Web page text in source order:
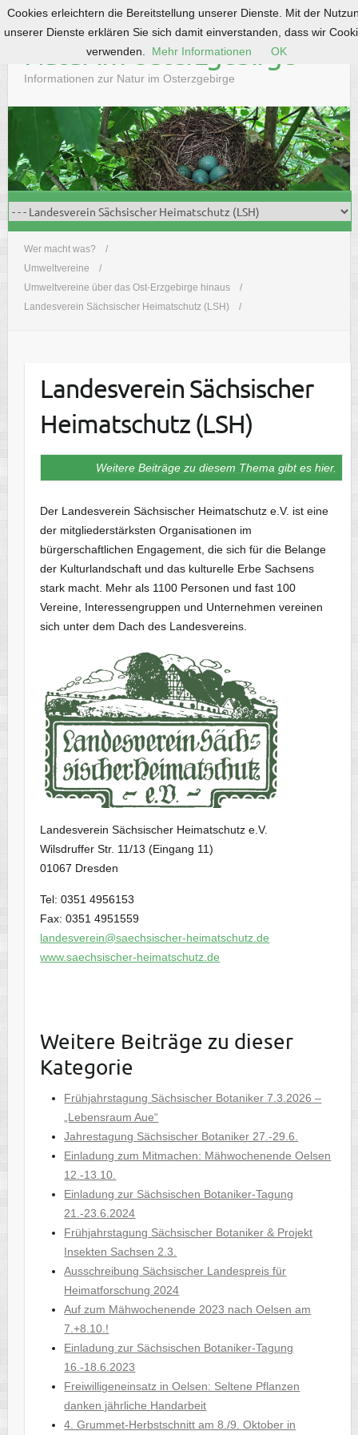
S
k
o
n
Natur im Osterzgebirge
Informationen zur Natur im Osterzgebirge
Wer macht was?
Umweltvereine
Umweltvereine über das Ost-Erzgebirge hinaus
Landesverein Sächsischer Heimatschutz (LSH)
Landesverein Sächsischer
Heimatschutz (LSH)
Weitere Beiträge zu diesem Thema gibt es hier.
Der Landesverein Sächsischer Heimatschutz e.V. ist eine
der mitgliederstärksten Organisationen im
bürgerschaftlichen Engagement, die sich für die Belange
der Kulturlandschaft und das kulturelle Erbe Sachsens
stark macht. Mehr als 1100 Personen und fast 100
Vereine, Interessengruppen und Unternehmen vereinen
sich unter dem Dach des Landesvereins.
Landesverein Sächsischer Heimatschutz e.V.
Wilsdruffer Str. 11/13 (Eingang 11)
01067 Dresden
Tel: 0351 4956153
Fax: 0351 4951559
landesverein@saechsischer-heimatschutz.de
www.saechsischer-heimatschutz.de
Weitere Beiträge zu dieser
Kategorie
Frühjahrstagung Sächsischer Botaniker 7.3.2026 –
„Lebensraum Aue“
Jahrestagung Sächsischer Botaniker 27.-29.6.
Einladung zum Mitmachen: Mähwochenende Oelsen
12.-13.10.
Einladung zur Sächsischen Botaniker-Tagung
21.-23.6.2024
Frühjahrstagung Sächsischer Botaniker & Projekt
Insekten Sachsen 2.3.
Ausschreibung Sächsischer Landespreis für
Heimatforschung 2024
Auf zum Mähwochenende 2023 nach Oelsen am
7.+8.10.!
Einladung zur Sächsischen Botaniker-Tagung
16.-18.6.2023
Freiwilligeneinsatz in Oelsen: Seltene Pflanzen
danken jährliche Handarbeit
4. Grummet-Herbstschnitt am 8./9. Oktober in
Cookies erleichtern die Bereitstellung unserer Dienste. Mit der
unserer Dienste erklären Sie sich damit einverstanden, dass wir
verwenden.
Mehr Informationen OK